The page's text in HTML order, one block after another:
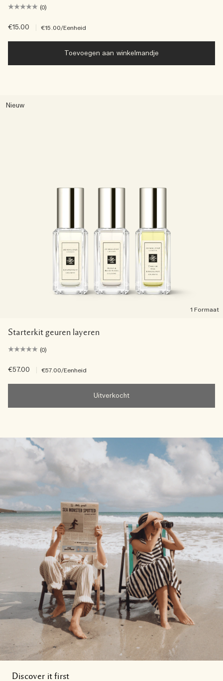
(0)
€15.00 €15.00/Eenheid
Toevoegen aan winkelmandje
Nieuw
1 Formaat
Starterkit geuren layeren
(0)
€57.00 €57.00/Eenheid
Uitverkocht
Discover it first